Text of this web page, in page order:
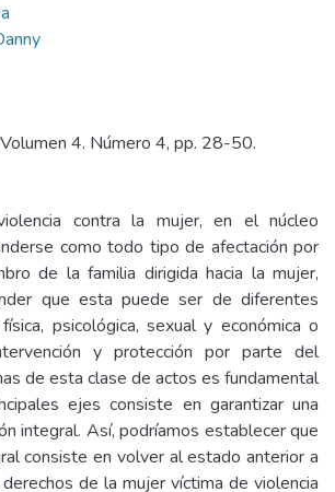
4. Número 4, pp. 28-50.
contra la mujer, en el núcleo
como todo tipo de afectación por
de la familia dirigida hacia la mujer,
que esta puede ser de diferentes
psicológica, sexual y económica o
y protección por parte del
de esta clase de actos es fundamental
ejes consiste en garantizar una
integral. Así, podríamos establecer que
consiste en volver al estado anterior a
de la mujer víctima de violencia